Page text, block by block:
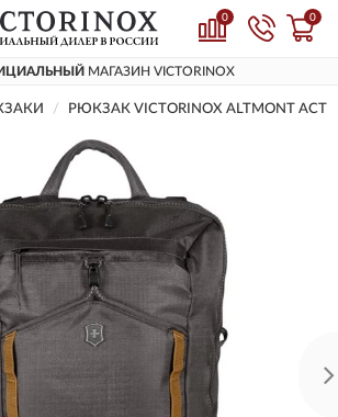
0 0
МАГАЗИН VICTORINOX
РЮКЗАК VICTORINOX ALTMONT